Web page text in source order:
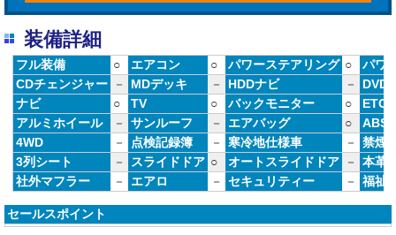
装備詳細
フル装備 ○ エアコン ○ パワーステアリング ○
パワ
CDチェンジャー
－ MDデッキ － HDDナビ －
DVD
ナビ
○ TV ○ バックモニター ○
ETC
アルミホイール
－ サンルーフ － エアバッグ ○
ABS
4WD
－ 点検記録簿 － 寒冷地仕様車 －
禁煙
3列シート
－ スライドドア ○ オートスライドドア －
本革
社外マフラー
－ エアロ － セキュリティー － 福祉
セールスポイント